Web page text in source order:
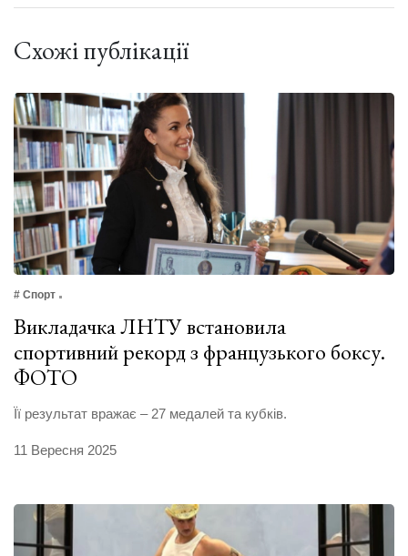
Схожі публікації
# Спорт
Викладачка ЛНТУ встановила
спортивний рекорд з французького боксу.
ФОТО
Її результат вражає – 27 медалей та кубків.
11 Вересня 2025